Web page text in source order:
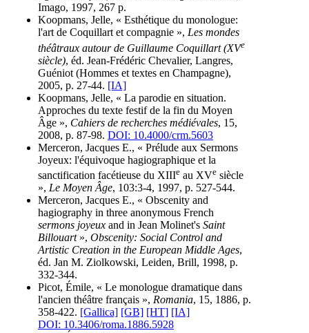
Imago, 1997, 267 p.
Koopmans, Jelle, « Esthétique du monologue:
l'art de Coquillart et compagnie », Les mondes
théâtraux autour de Guillaume Coquillart (XVe
siècle), éd. Jean-Frédéric Chevalier, Langres,
Guéniot (Hommes et textes en Champagne),
2005, p. 27-44. [IA]
Koopmans, Jelle, « La parodie en situation.
Approches du texte festif de la fin du Moyen
Âge », Cahiers de recherches médiévales, 15,
2008, p. 87-98. DOI: 10.4000/crm.5603
Merceron, Jacques E., « Prélude aux Sermons
Joyeux: l'équivoque hagiographique et la
sanctification facétieuse du XIIIe au XVe siècle
», Le Moyen Âge, 103:3-4, 1997, p. 527-544.
Merceron, Jacques E., « Obscenity and
hagiography in three anonymous French
sermons joyeux and in Jean Molinet's Saint
Billouart», Obscenity: Social Control and
Artistic Creation in the European Middle Ages,
éd. Jan M. Ziolkowski, Leiden, Brill, 1998, p.
332-344.
Picot, Émile, « Le monologue dramatique dans
l'ancien théâtre français », Romania, 15, 1886, p.
358-422. [Gallica] [GB] [HT] [IA]
DOI: 10.3406/roma.1886.5928